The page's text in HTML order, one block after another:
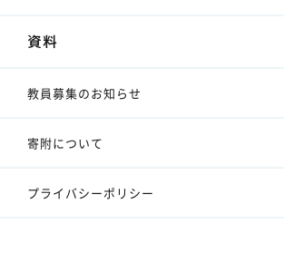
資料
教員募集のお知らせ
寄附について
プライバシーポリシー